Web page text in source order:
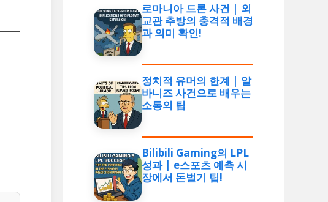
로마니아 드론 사건 | 외
교관 추방의 충격적 배경
과 의미 확인!
정치적 유머의 한계 | 알
바니즈 사건으로 배우는
소통의 팁
Bilibili Gaming의 LPL
성과 | e스포츠 예측 시
장에서 돈벌기 팁!